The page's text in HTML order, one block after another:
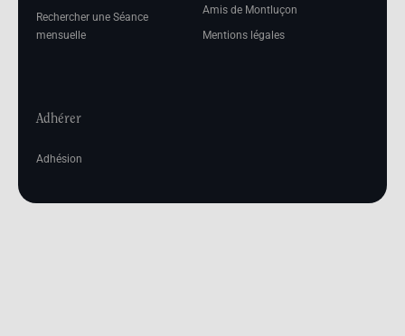
Rechercher une Séance
mensuelle
Amis de Montluçon
Mentions légales
Adhérer
Adhésion